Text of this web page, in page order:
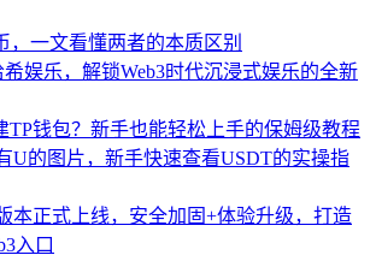
，一文看懂两者的本质区别
娱乐，解锁Web3时代沉浸式娱乐的全新
TP钱包？新手也能轻松上手的保姆级教程
U的图片，新手快速查看USDT的实操指
本正式上线，安全加固+体验升级，打造
入口